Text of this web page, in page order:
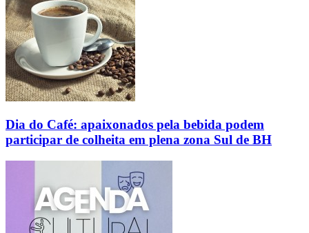
Dia do Café: apaixonados pela bebida podem
participar de colheita em plena zona Sul de BH